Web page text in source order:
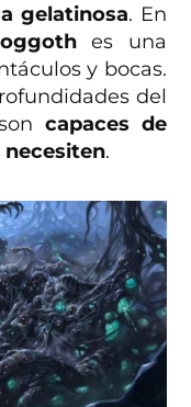
gelatinosa. En
es una
y bocas.
del
capaces de
.